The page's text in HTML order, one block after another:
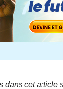
dans cet article